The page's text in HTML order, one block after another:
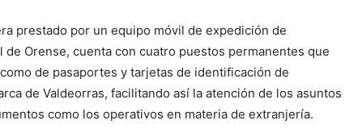
prestado por un equipo móvil de expedición de
Orense, cuenta con cuatro puestos permanentes que
de pasaportes y tarjetas de identificación de
de Valdeorras, facilitando así la atención de los asuntos
como los operativos en materia de extranjería.